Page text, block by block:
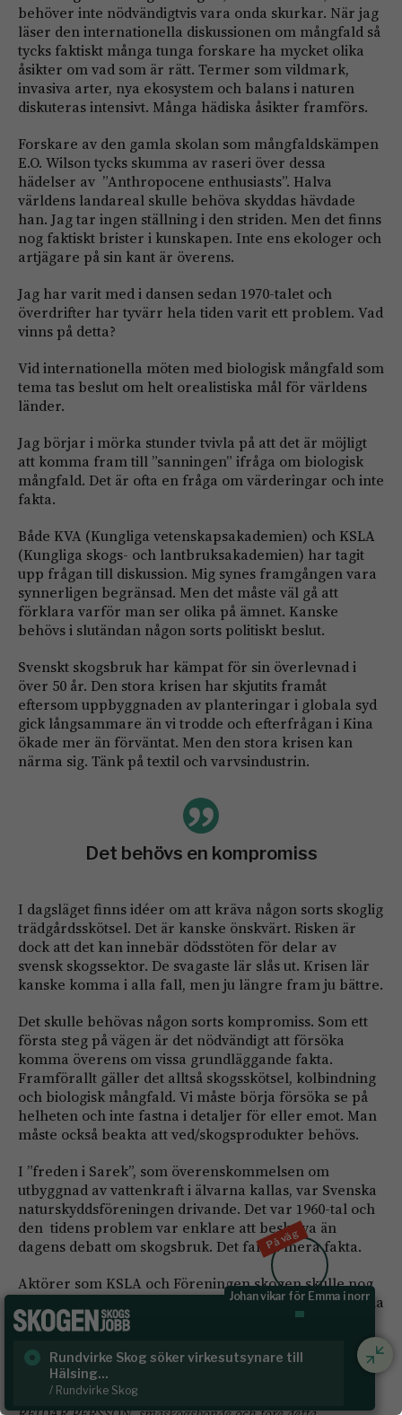
behöver inte nödvändigtvis vara onda skurkar. När jag
läser den internationella diskussionen om mångfald så
tycks faktiskt många tunga forskare ha mycket olika
åsikter om vad som är rätt. Termer som vildmark,
invasiva arter, nya ekosystem och balans i naturen
diskuteras intensivt. Många hädiska åsikter framförs.
Forskare av den gamla skolan som mångfaldskämpen
E.O. Wilson tycks skumma av raseri över dessa
hädelser av ”Anthropocene enthusiasts”. Halva
världens landareal skulle behöva skyddas hävdade
han. Jag tar ingen ställning i den striden. Men det finns
nog faktiskt brister i kunskapen. Inte ens ekologer och
artjägare på sin kant är överens.
Jag har varit med i dansen sedan 1970-talet och
överdrifter har tyvärr hela tiden varit ett problem. Vad
vinns på detta?
Vid internationella möten med biologisk mångfald som
tema tas beslut om helt orealistiska mål för världens
länder.
Jag börjar i mörka stunder tvivla på att det är möjligt
att komma fram till ”sanningen” ifråga om biologisk
mångfald. Det är ofta en fråga om värderingar och inte
fakta.
Både KVA (Kungliga vetenskapsakademien) och KSLA
(Kungliga skogs- och lantbruksakademien) har tagit
upp frågan till diskussion. Mig synes framgången vara
synnerligen begränsad. Men det måste väl gå att
förklara varför man ser olika på ämnet. Kanske
behövs i slutändan någon sorts politiskt beslut.
Svenskt skogsbruk har kämpat för sin överlevnad i
över 50 år. Den stora krisen har skjutits framåt
eftersom uppbyggnaden av planteringar i globala syd
gick långsammare än vi trodde och efterfrågan i Kina
ökade mer än förväntat. Men den stora krisen kan
närma sig. Tänk på textil och varvsindustrin.
Det behövs en kompromiss
I dagsläget finns idéer om att kräva någon sorts skoglig
trädgårdsskötsel. Det är kanske önskvärt. Risken är
dock att det kan innebär dödsstöten för delar av
svensk skogssektor. De svagaste lär slås ut. Krisen lär
kanske komma i alla fall, men ju längre fram ju bättre.
Det skulle behövas någon sorts kompromiss. Som ett
första steg på vägen är det nödvändigt att försöka
komma överens om vissa grundläggande fakta.
Framförallt gäller det alltså skogsskötsel, kolbindning
och biologisk mångfald. Vi måste börja försöka se på
helheten och inte fastna i detaljer för eller emot. Man
måste också beakta att ved/skogsprodukter behövs.
I ”freden i Sarek”, som överenskommelsen om
utbyggnad av vattenkraft i älvarna kallas, var Svenska
naturskyddsföreningen drivande. Det var 1960-tal och
den tidens problem var enklare att beskriva än
dagens debatt om skogsbruk. Det fanns mera fakta.
Aktörer som KSLA och Föreningen skogen skulle nog
också kunna spela en roll för att få i gång meningsfulla
diskussioner.
Någon måste ta initiativet till att komma ur dagens
låsningar. Regeringen lär inte göra det.
På väg
Arkitekter får Träflugan
Skoglig naturvårdsspecialist
/ Svenska kraftnät